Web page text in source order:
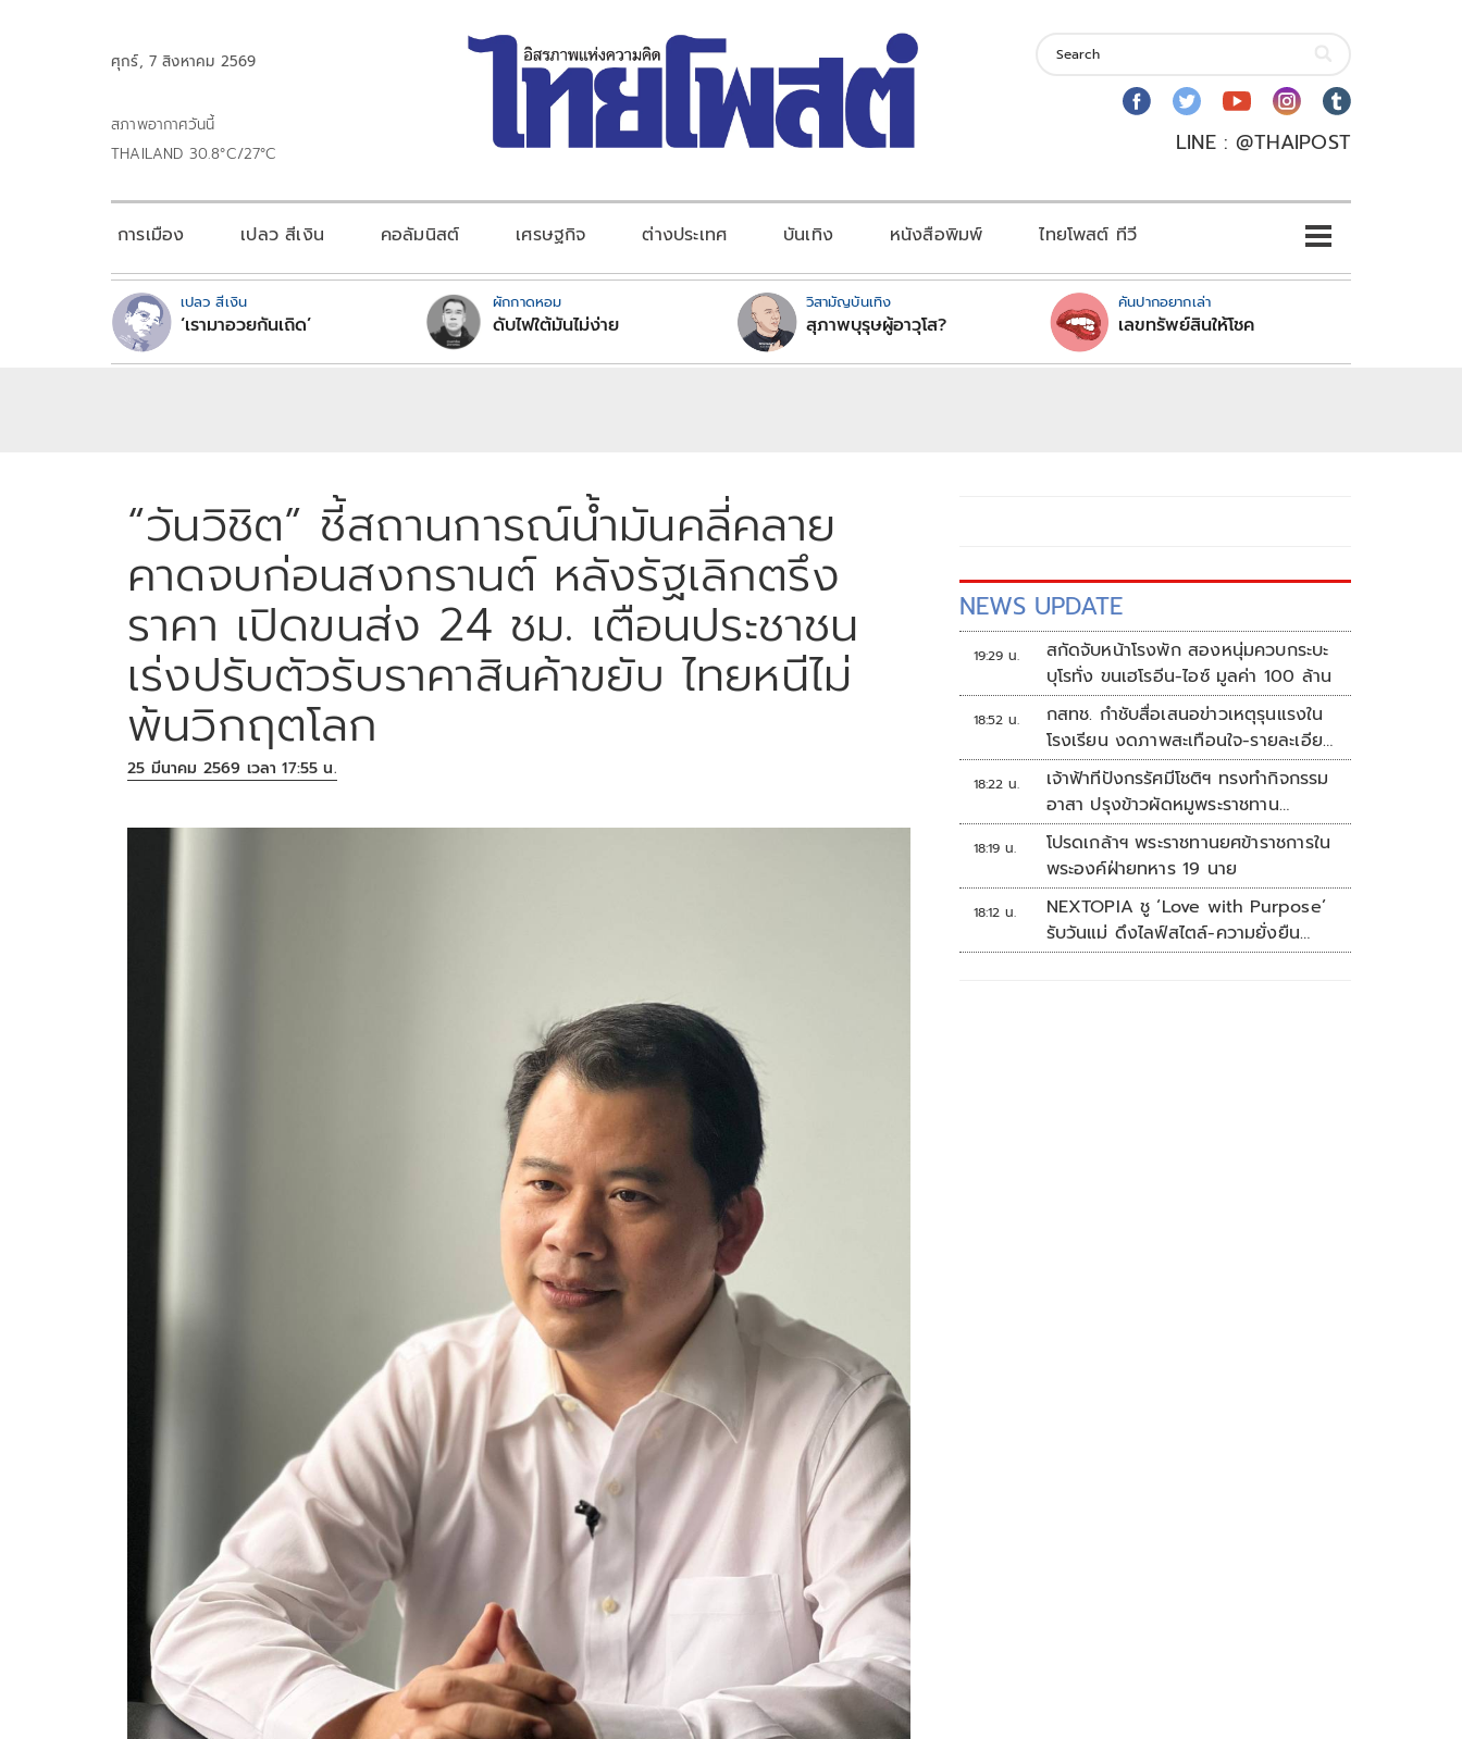
ศุกร์, 7 สิงหาคม 2569
สภาพอากาศวันนี้
THAILAND 30.8°C/27°C
LINE : @THAIPOST
การเมือง เปลว สีเงิน คอลัมนิสต์ เศรษฐกิจ ต่างประเทศ บันเทิง หนังสือพิมพ์ ไทยโพสต์ ทีวี
เปลว สีเงิน
‘เรามาอวยกันเถิด’
ผักกาดหอม
ดับไฟใต้มันไม่ง่าย
วิสามัญบันเทิง
สุภาพบุรุษผู้อาวุโส?
คันปากอยากเล่า
เลขทรัพย์สินให้โชค
“วันวิชิต” ชี้สถานการณ์น้ำมันคลี่คลาย
คาดจบก่อนสงกรานต์ หลังรัฐเลิกตรึง
ราคา เปิดขนส่ง 24 ชม. เตือนประชาชน
เร่งปรับตัวรับราคาสินค้าขยับ ไทยหนีไม่
พ้นวิกฤตโลก
25 มีนาคม 2569 เวลา 17:55 น.
NEWS UPDATE
19:29 น.
สกัดจับหน้าโรงพัก สองหนุ่มควบกระบะ
บุโรทั่ง ขนเฮโรอีน-ไอซ์ มูลค่า 100 ล้าน
18:52 น.
กสทช. กำชับสื่อเสนอข่าวเหตุรุนแรงใน
โรงเรียน งดภาพสะเทือนใจ-รายละเอียด
เสี่ยงเลียนแบบ
18:22 น.
เจ้าฟ้าทีปังกรรัศมีโชติฯ ทรงทำกิจกรรม
อาสา ปรุงข้าวผัดหมูพระราชทาน
ประชาชน
18:19 น.
โปรดเกล้าฯ พระราชทานยศข้าราชการใน
พระองค์ฝ่ายทหาร 19 นาย
18:12 น.
NEXTOPIA ชู ‘Love with Purpose’
รับวันแม่ ดึงไลฟ์สไตล์-ความยั่งยืน
สร้างประสบการณ์ช้อปปิงมีความหมาย